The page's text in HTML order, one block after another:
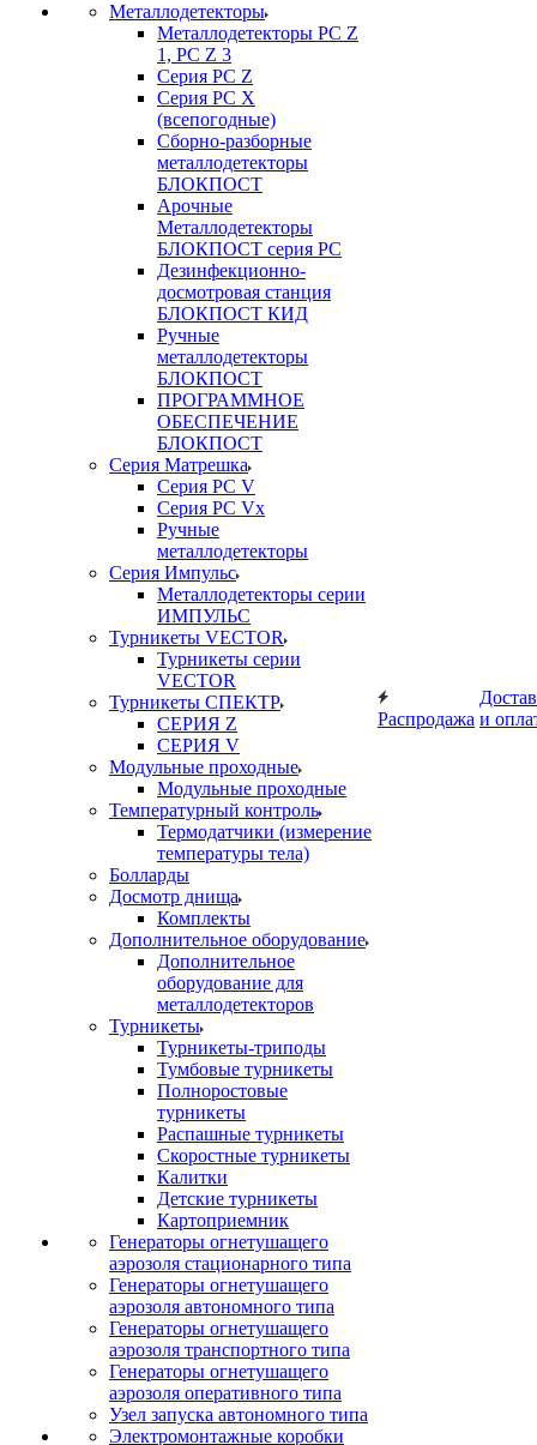
Металлодетекторы
Металлодетекторы РС Z
1, PC Z 3
Серия РС Z
Серия РС X
(всепогодные)
Сборно-разборные
металлодетекторы
БЛОКПОСТ
Арочные
Металлодетекторы
БЛОКПОСТ серия РС
Дезинфекционно-
досмотровая станция
БЛОКПОСТ КИД
Ручные
металлодетекторы
БЛОКПОСТ
ПРОГРАММНОЕ
ОБЕСПЕЧЕНИЕ
БЛОКПОСТ
Серия Матрешка
Серия PC V
Серия PC Vx
Ручные
металлодетекторы
Серия Импульс
Металлодетекторы серии
ИМПУЛЬС
Турникеты VECTOR
Турникеты серии
VECTOR
Турникеты СПЕКТР
СЕРИЯ Z
СЕРИЯ V
Модульные проходные
Модульные проходные
Температурный контроль
Термодатчики (измерение
температуры тела)
Болларды
Досмотр днища
Комплекты
Дополнительное оборудование
Дополнительное
оборудование для
металлодетекторов
Турникеты
Турникеты-триподы
Тумбовые турникеты
Полноростовые
турникеты
Распашные турникеты
Скоростные турникеты
Калитки
Детские турникеты
Картоприемник
Генераторы огнетушащего
аэрозоля стационарного типа
Генераторы огнетушащего
аэрозоля автономного типа
Генераторы огнетушащего
аэрозоля транспортного типа
Генераторы огнетушащего
аэрозоля оперативного типа
Узел запуска автономного типа
Электромонтажные коробки
Распродажа и